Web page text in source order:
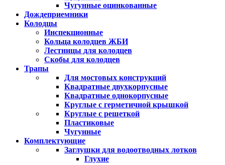
Чугунные оцинкованные
Дождеприемники
Колодцы
Инспекционные
Кольца колодцев ЖБИ
Лестницы для колодцев
Скобы для колодцев
Трапы
Для мостовых конструкций
Квадратные двухкорпусные
Квадратные однокорпусные
Круглые с герметичной крышкой
Круглые с решеткой
Пластиковые
Чугунные
Комплектующие
Заглушки для водоотводных лотков
Глухие